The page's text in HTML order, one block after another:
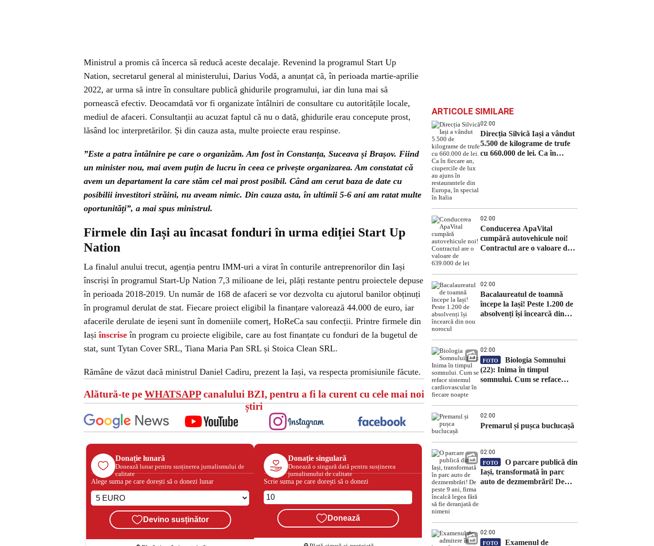
Ministrul a promis că încerca să reducă aceste decalaje. Revenind la programul Start Up
Nation, secretarul general al ministerului, Darius Vodă, a anunțat că, în perioada martie-aprilie
2022, ar urma să intre în consultare publică ghidurile programului, iar din luna mai să
pornească efectiv. Deocamdată vor fi organizate întâlniri de consultare cu autoritățile locale,
mediul de afaceri. Consultanții au acuzat faptul că nu o dată, ghidurile erau concepute prost,
lăsând loc interpretărilor. Și din cauza asta, multe proiecte erau respinse.
”Este a patra întâlnire pe care o organizăm. Am fost în Constanța, Suceava și Brașov. Fiind
un minister nou, mai avem puțin de lucru în ceea ce privește organizarea. Am constatat că
avem un departament la care stăm cel mai prost posibil. Când am cerut baza de date cu
posibilii investitori străini, nu aveam nimic. Din cauza asta, în ultimii 5-6 ani am ratat multe
oportunități”, a mai spus ministrul.
Firmele din Iași au încasat fonduri în urma ediției Start Up
Nation
La finalul anului trecut, agenția pentru IMM-uri a virat în conturile antreprenorilor din Iași
înscriși în programul Start-Up Nation 7,3 milioane de lei, plăți restante pentru proiectele depuse
în perioada 2018-2019. Un număr de 168 de afaceri se vor dezvolta cu ajutorul banilor obținuți
în programul derulat de stat. Fiecare proiect eligibil la finanțare valorează 44.000 de euro, iar
afacerile derulate de ieșeni sunt în domeniile comerț, HoReCa sau confecții. Printre firmele din
Iașiînscrise în program cu proiecte eligibile, care au fost finanțate cu fonduri de la bugetul de
stat, sunt Tytan Cover SRL, Tiana Maria Pan SRL și Stoica Clean SRL.
Rămâne de văzut dacă ministrul Daniel Cadiru, prezent la Iași, va respecta promisiunile făcute.
Alătură-te pe WHATSAPPcanalului BZI, pentru a fi la curent cu cele mai noi
știri
Donație lunară
Donează lunar pentru susținerea jurnalismului de
calitate
Alege suma pe care dorești să o donezi lunar
Devino susținător
Donație singulară
Donează o singură dată pentru susținerea
jurnalismului de calitate
Scrie suma pe care dorești să o donezi
Donează
ARTICOLE SIMILARE
02:00
Direcția Silvică Iași a vândut
5.500 de kilograme de trufe
cu 660.000 de lei. Ca în
02:00
Conducerea ApaVital
cumpără autovehicule noi!
Contractul are o valoare de
02:00
Bacalaureatul de toamnă
începe la Iași! Peste 1.200 de
absolvenți își încearcă din
02:00
FOTO
Biologia Somnului
(22): Inima în timpul
somnului. Cum se reface
02:00
Premarul și pușca buclucașă
02:00
FOTO
O parcare publică din
Iași, transformată în parc
auto de dezmembrări! De
02:00
FOTO Examenul de